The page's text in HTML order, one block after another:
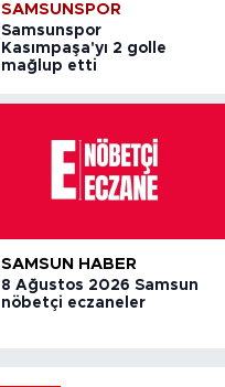
SAMSUNSPOR
Samsunspor
Kasımpaşa'yı 2 golle
mağlup etti
SAMSUN HABER
8 Ağustos 2026 Samsun
nöbetçi eczaneler